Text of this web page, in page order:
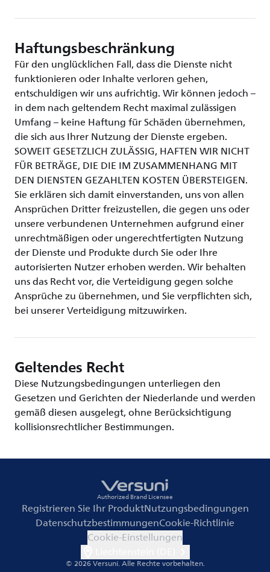
Haftungsbeschränkung
Für den unglücklichen Fall, dass die Dienste nicht
funktionieren oder Inhalte verloren gehen,
entschuldigen wir uns aufrichtig. Wir können jedoch –
in dem nach geltendem Recht maximal zulässigen
Umfang – keine Haftung für Schäden übernehmen,
die sich aus Ihrer Nutzung der Dienste ergeben.
SOWEIT GESETZLICH ZULÄSSIG, HAFTEN WIR NICHT
FÜR BETRÄGE, DIE DIE IM ZUSAMMENHANG MIT
DEN DIENSTEN GEZAHLTEN KOSTEN ÜBERSTEIGEN.
Sie erklären sich damit einverstanden, uns von allen
Ansprüchen Dritter freizustellen, die gegen uns oder
unsere verbundenen Unternehmen aufgrund einer
unrechtmäßigen oder ungerechtfertigten Nutzung
der Dienste und Produkte durch Sie oder Ihre
autorisierten Nutzer erhoben werden. Wir behalten
uns das Recht vor, die Verteidigung gegen solche
Ansprüche zu übernehmen, und Sie verpflichten sich,
bei unserer Verteidigung mitzuwirken.
Geltendes Recht
Diese Nutzungsbedingungen unterliegen den
Gesetzen und Gerichten der Niederlande und werden
gemäß diesen ausgelegt, ohne Berücksichtigung
kollisionsrechtlicher Bestimmungen.
Authorized Brand Licensee
Registrieren Sie Ihr ProduktNutzungsbedingungen
DatenschutzbestimmungenCookie-Richtlinie
Cookie-Einstellungen
© 2026 Versuni.Alle Rechte vorbehalten.